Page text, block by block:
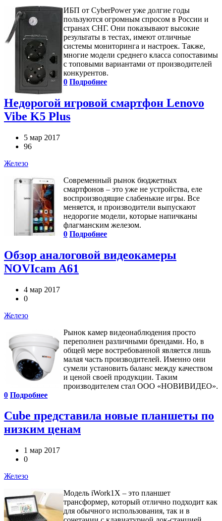
ИБП от CyberPower уже долгие годы
пользуются огромным спросом в России и
странах СНГ. Они показывают высокие
результаты в тестах, имеют отличные
системы мониторинга и настроек. Также,
многие модели среднего класса сопоставимы
с топовыми вариантами от производителей
конкурентов.
0 Подробнее
Недорогой игровой смартфон Lenovo
Vibe K5 Plus
5 мар 2017
96
Железо
Современный рынок бюджетных
смартфонов – это уже не устройства, еле
воспроизводящие слабенькие игры. Все
меняется, и производители выпускают
недорогие модели, которые напичканы
флагманским железом.
0 Подробнее
Обзор аналоговой видеокамеры
NOVIcam A61
4 мар 2017
0
Железо
Рынок камер видеонаблюдения просто
переполнен различными брендами. Но, в
общей мере востребованной является лишь
малая часть производителей. Именно они
сумели установить баланс между качеством
и ценой своей продукции. Таким
производителем стал ООО «НОВИВИДЕО».
0 Подробнее
Cube представила новые планшеты по
низким ценам
1 мар 2017
0
Железо
Модель iWork1X – это планшет
трансформер, который отлично подходит как
для обычного использования, так и в